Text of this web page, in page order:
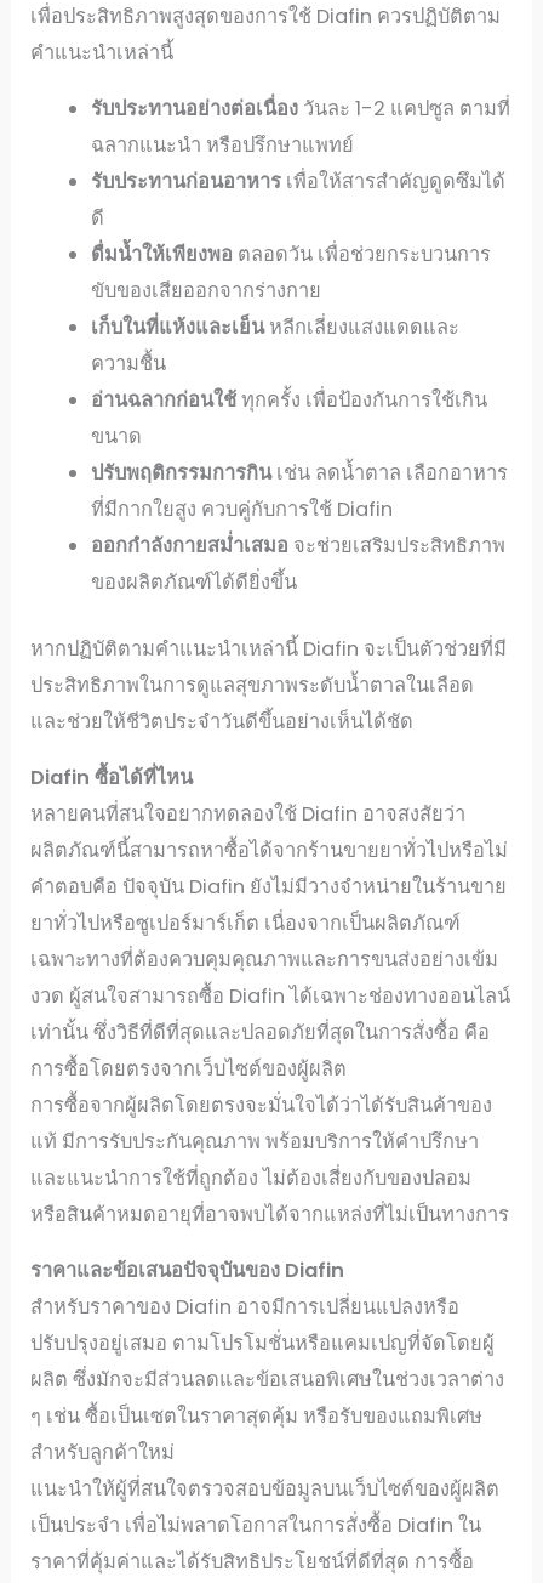
เพื่อประสิทธิภาพสูงสุดของการใช้ Diafin ควรปฏิบัติตาม
คำแนะนำเหล่านี้
รับประทานอย่างต่อเนื่องวันละ 1-2 แคปซูล ตามที่
ฉลากแนะนำ หรือปรึกษาแพทย์
รับประทานก่อนอาหารเพื่อให้สารสำคัญดูดซึมได้
ดี
ดื่มน้ำให้เพียงพอ ตลอดวัน เพื่อช่วยกระบวนการ
ขับของเสียออกจากร่างกาย
เก็บในที่แห้งและเย็นหลีกเลี่ยงแสงแดดและ
ความชื้น
อ่านฉลากก่อนใช้ทุกครั้ง เพื่อป้องกันการใช้เกิน
ขนาด
ปรับพฤติกรรมการกินเช่น ลดน้ำตาล เลือกอาหาร
ที่มีกากใยสูง ควบคู่กับการใช้ Diafin
ออกกำลังกายสม่ำเสมอ จะช่วยเสริมประสิทธิภาพ
ของผลิตภัณฑ์ได้ดียิ่งขึ้น
หากปฏิบัติตามคำแนะนำเหล่านี้ Diafin จะเป็นตัวช่วยที่มี
ประสิทธิภาพในการดูแลสุขภาพระดับน้ำตาลในเลือด
และช่วยให้ชีวิตประจำวันดีขึ้นอย่างเห็นได้ชัด
Diafinซื้อได้ที่ไหน
หลายคนที่สนใจอยากทดลองใช้ Diafin อาจสงสัยว่า
ผลิตภัณฑ์นี้สามารถหาซื้อได้จากร้านขายยาทั่วไปหรือไม่
คำตอบคือ ปัจจุบัน Diafin ยังไม่มีวางจำหน่ายในร้านขาย
ยาทั่วไปหรือซูเปอร์มาร์เก็ต เนื่องจากเป็นผลิตภัณฑ์
เฉพาะทางที่ต้องควบคุมคุณภาพและการขนส่งอย่างเข้ม
งวด ผู้สนใจสามารถซื้อ Diafin ได้เฉพาะช่องทางออนไลน์
เท่านั้น ซึ่งวิธีที่ดีที่สุดและปลอดภัยที่สุดในการสั่งซื้อ คือ
การซื้อโดยตรงจากเว็บไซต์ของผู้ผลิต
การซื้อจากผู้ผลิตโดยตรงจะมั่นใจได้ว่าได้รับสินค้าของ
แท้ มีการรับประกันคุณภาพ พร้อมบริการให้คำปรึกษา
และแนะนำการใช้ที่ถูกต้อง ไม่ต้องเสี่ยงกับของปลอม
หรือสินค้าหมดอายุที่อาจพบได้จากแหล่งที่ไม่เป็นทางการ
ราคาและข้อเสนอปัจจุบันของ Diafin
สำหรับราคาของ Diafin อาจมีการเปลี่ยนแปลงหรือ
ปรับปรุงอยู่เสมอ ตามโปรโมชั่นหรือแคมเปญที่จัดโดยผู้
ผลิต ซึ่งมักจะมีส่วนลดและข้อเสนอพิเศษในช่วงเวลาต่าง
ๆ เช่น ซื้อเป็นเซตในราคาสุดคุ้ม หรือรับของแถมพิเศษ
สำหรับลูกค้าใหม่
แนะนำให้ผู้ที่สนใจตรวจสอบข้อมูลบนเว็บไซต์ของผู้ผลิต
เป็นประจำ เพื่อไม่พลาดโอกาสในการสั่งซื้อ Diafin ใน
ราคาที่คุ้มค่าและได้รับสิทธิประโยชน์ที่ดีที่สุด การซื้อ